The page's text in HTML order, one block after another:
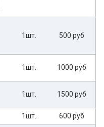
1шт. 500 руб
1шт. 1000 руб
1шт. 1500 руб
1шт.
600 руб